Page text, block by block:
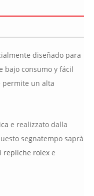
diseñado para
bajo consumo y fácil
permite un alta
e realizzato dalla
segnatempo saprà
repliche rolex e